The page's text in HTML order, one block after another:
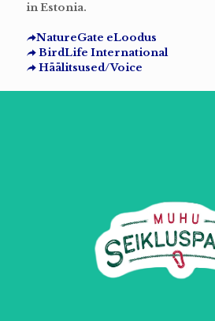
in Estonia.
NatureGate eLoodus
BirdLife International
Häälitsused/Voice